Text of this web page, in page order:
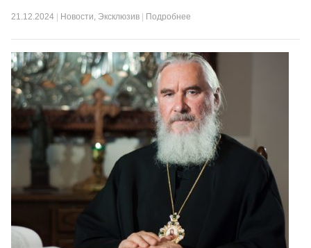
21.12.2024 Новости, Эксклюзив Подробнее